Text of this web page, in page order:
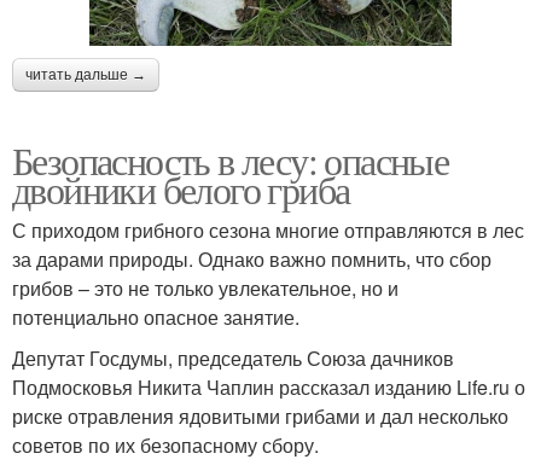
читать дальше →
Безопасность в лесу: опасные
двойники белого гриба
С приходом грибного сезона многие отправляются в лес
за дарами природы. Однако важно помнить, что сбор
грибов – это не только увлекательное, но и
потенциально опасное занятие.
Депутат Госдумы, председатель Союза дачников
Подмосковья Никита Чаплин рассказал изданию Life.ru о
риске отравления ядовитыми грибами и дал несколько
советов по их безопасному сбору.